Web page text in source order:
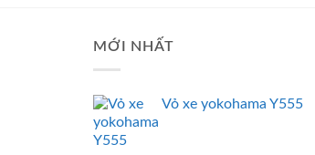
MỚI NHẤT
Vỏ xe yokohama Y555